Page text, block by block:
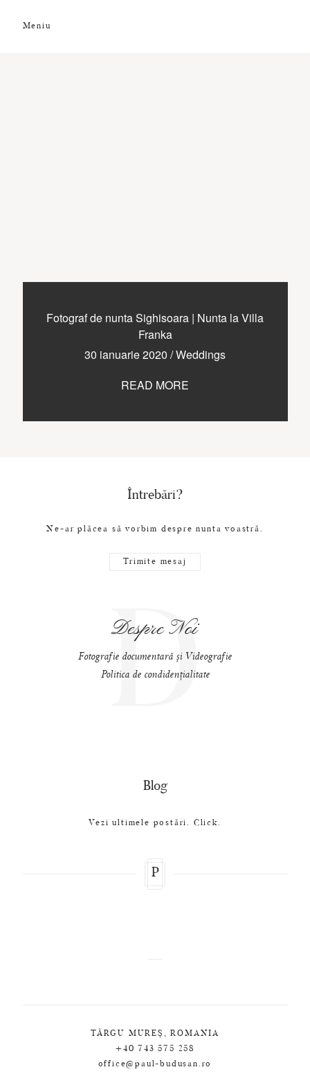
Meniu
Fotograf de nunta Sighisoara | Nunta la Villa
Franka
30 ianuarie 2020 /Weddings
READ MORE
CONTACT
Întrebări?
Ne-ar plăcea să vorbim despre nunta voastră.
Trimite mesaj
Despre Noi
D
Fotografie documentară și Videografie
Politica de condidențialitate
Blog
Vezi ultimele postări. Click.
P
TÂRGU MUREȘ, ROMANIA
+40 743 575 258
office@paul-budusan.ro